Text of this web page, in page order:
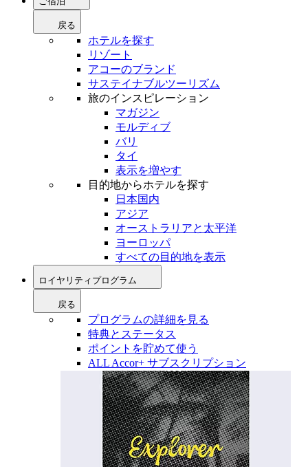
戻る
ホテルを探す
リゾート
アコーのブランド
サステイナブルツーリズム
旅のインスピレーション
マガジン
モルディブ
バリ
タイ
表示を増やす
目的地からホテルを探す
日本国内
アジア
オーストラリアと太平洋
ヨーロッパ
すべての目的地を表示
ロイヤリティプログラム
戻る
プログラムの詳細を見る
特典とステータス
ポイントを貯めて使う
ALL Accor+ サブスクリプション